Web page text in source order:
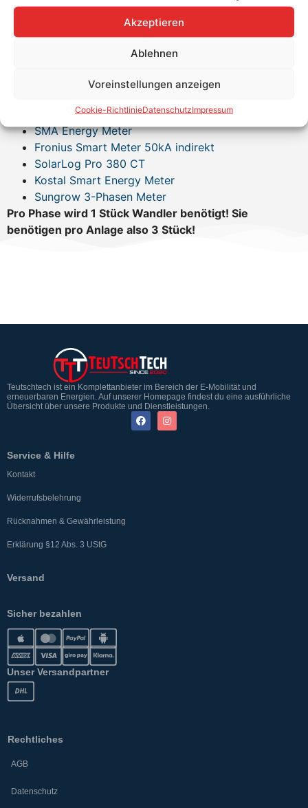
Akzeptieren
Ablehnen
Voreinstellungen anzeigen
Cookie-RichtlinieDatenschutzImpressum
Kabeldurchmesser. Bei cos phi 0,9 einsetzbar bis 124
kVA.
SMA Sunny Home Manager 2.0
SMA Energy Meter
Fronius Smart Meter 50kA indirekt
SolarLog Pro 380 CT
Kostal Smart Energy Meter
Sungrow 3-Phasen Meter
Pro Phase wird 1 Stück Wandler benötigt! Sie
benötigen pro Anlage also 3 Stück!
Teutschtech ist ein Komplettanbieter im Bereich der E-Mobilität und
erneuerbaren Energien. Auf unserer Homepage findest du eine ausführliche
Übersicht über unsere Produkte und Dienstleistungen.
Service & Hilfe
Kontakt
Widerrufsbelehrung
Rücknahmen & Gewährleistung
Erklärung §12 Abs. 3 UStG
Versand
Sicher bezahlen
Unser Versandpartner
Rechtliches
AGB
Datenschutz